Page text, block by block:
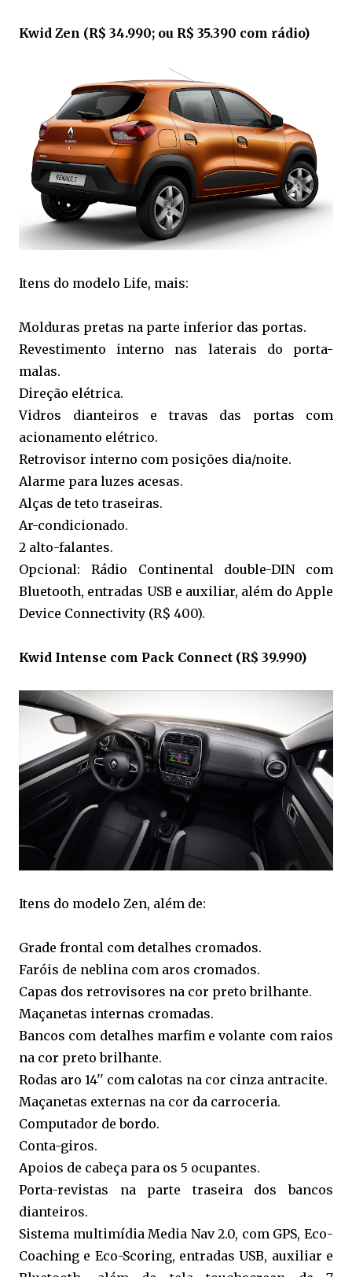
Kwid Zen (R$ 34.990; ou R$ 35.390 com rádio)
Itens do modelo Life, mais:
Molduras pretas na parte inferior das portas.
Revestimento interno nas laterais do porta-
malas.
Direção elétrica.
Vidros dianteiros e travas das portas com
acionamento elétrico.
Retrovisor interno com posições dia/noite.
Alarme para luzes acesas.
Alças de teto traseiras.
Ar-condicionado.
2 alto-falantes.
Opcional: Rádio Continental double-DIN com
Bluetooth, entradas USB e auxiliar, além do Apple
Device Connectivity (R$ 400).
Kwid Intense com Pack Connect (R$ 39.990)
Itens do modelo Zen, além de:
Grade frontal com detalhes cromados.
Faróis de neblina com aros cromados.
Capas dos retrovisores na cor preto brilhante.
Maçanetas internas cromadas.
Bancos com detalhes marfim e volante com raios
na cor preto brilhante.
Rodas aro 14'' com calotas na cor cinza antracite.
Maçanetas externas na cor da carroceria.
Computador de bordo.
Conta-giros.
Apoios de cabeça para os 5 ocupantes.
Porta-revistas na parte traseira dos bancos
dianteiros.
Sistema multimídia Media Nav 2.0, com GPS, Eco-
Coaching e Eco-Scoring, entradas USB, auxiliar e